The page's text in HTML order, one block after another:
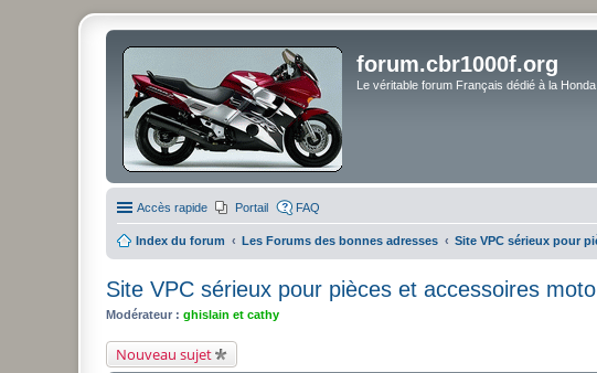
forum.cbr1000f.org
Le véritable forum Français dédié à la
Accès rapide Portail FAQ
Index du forum Les Forums des bonnes adresses Site VPC sérieux pour
Site VPC sérieux pour pièces et accessoires moto
Modérateur : ghislain et cathy
Nouveau sujet